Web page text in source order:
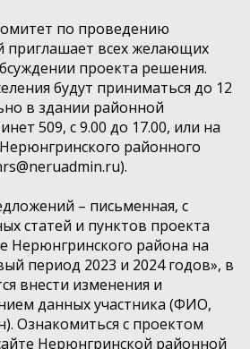
по проведению
приглашает всех желающих
проекта решения.
будут приниматься до 12
в здании районной
509, с 9.00 до 17.00, или на
районного
– письменная, с
статей и пунктов проекта
Нерюнгринского района на
период 2023 и 2024 годов», в
внести изменения и
данных участника (ФИО,
Ознакомиться с проектом
Нерюнгринской районной